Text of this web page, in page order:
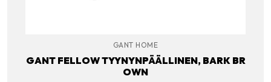
GANT HOME
GANT FELLOW TYYNYNPÄÄLLINEN, BARK BR
OWN